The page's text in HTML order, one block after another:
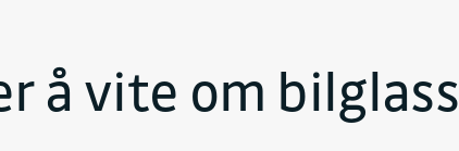
å vite om bilglass